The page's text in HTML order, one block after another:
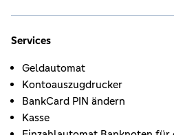
Services
Geldautomat
Kontoauszugdrucker
BankCard PIN ändern
Kasse